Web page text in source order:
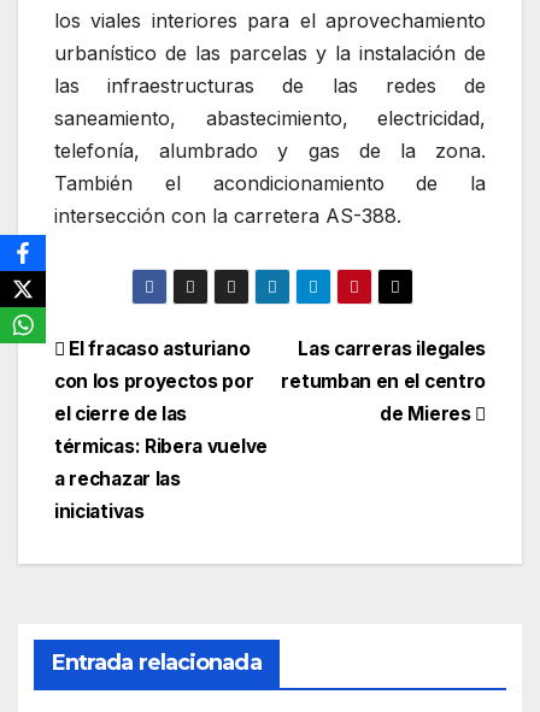
los viales interiores para el aprovechamiento
urbanístico de las parcelas y la instalación de
las infraestructuras de las redes de
saneamiento, abastecimiento, electricidad,
telefonía, alumbrado y gas de la zona.
También el acondicionamiento de la
intersección con la carretera AS-388.
Navegación
de
entradas
Las carreras ilegales
retumban en el centro
de Mieres
El fracaso asturiano
con los proyectos por
el cierre de las
térmicas: Ribera vuelve
a rechazar las
iniciativas
Entrada relacionada